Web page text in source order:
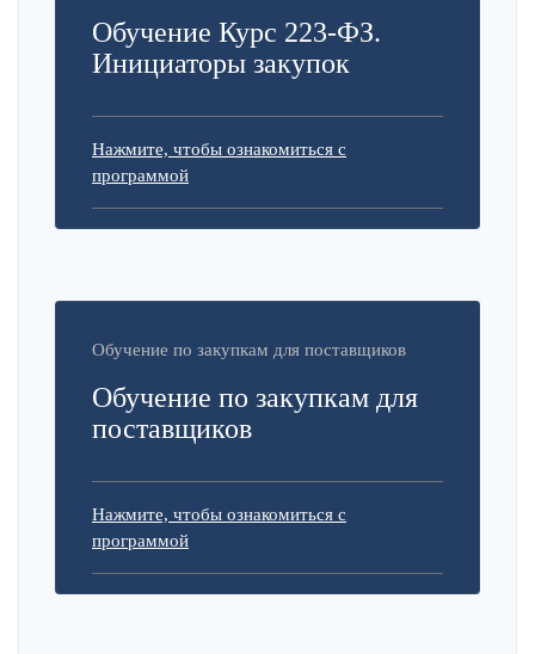
Обучение Курс 223-ФЗ.
Инициаторы закупок
Нажмите, чтобы ознакомиться с
программой
Обучение по закупкам для поставщиков
Обучение по закупкам для
поставщиков
Нажмите, чтобы ознакомиться с
программой